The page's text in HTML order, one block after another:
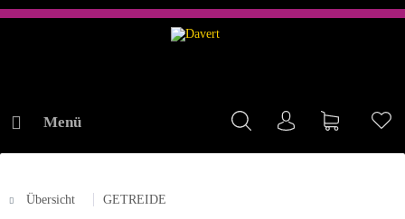
Menü Mein KontoWarenkorb
Übersicht GETREIDE